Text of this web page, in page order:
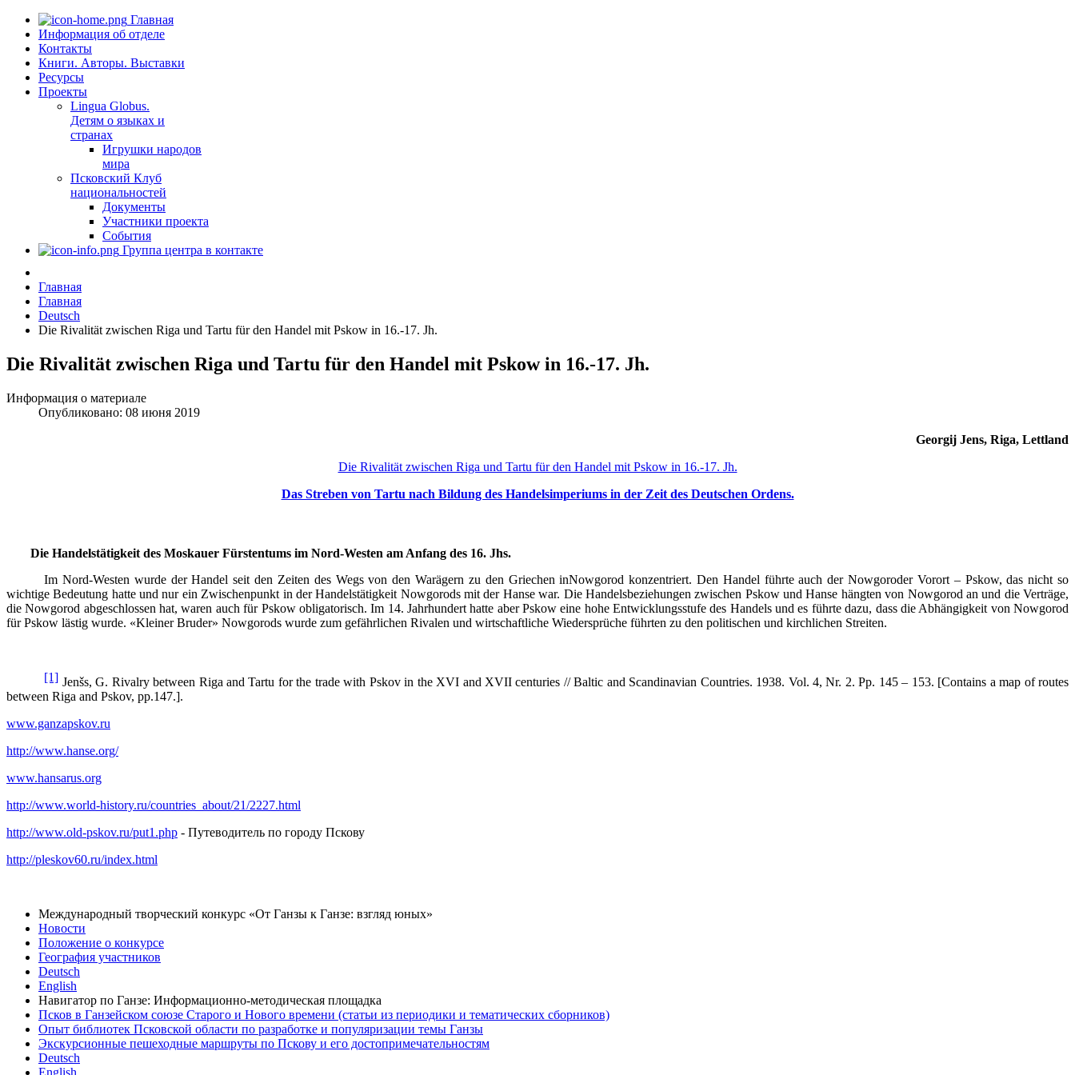
Главная
Информация об отделе
Контакты
Книги. Авторы. Выставки
Ресурсы
Проекты
Lingua Globus.
Детям о языках и
странах
Игрушки народов
мира
Псковский Клуб
национальностей
Документы
Участники проекта
События
Группа центра в контакте
Главная
Главная
Deutsch
Die Rivalität zwischen Riga und Tartu für den Handel mit Pskow in 16.-17. Jh.
Die Rivalität zwischen Riga und Tartu für den Handel mit Pskow in 16.-17. Jh.
Информация о материале
Опубликовано: 08 июня 2019
Georgij Jens, Riga, Lettland
Die Rivalität zwischen Riga und Tartu für den Handel mit Pskow in 16.-17. Jh.
Das Streben von Tartu nach Bildung des Handelsimperiums in der Zeit des Deutschen Ordens.
Die Handelstätigkeit des Moskauer Fürstentums im Nord-Westen am Anfang des 16. Jhs.
Im Nord-Westen wurde der Handel seit den Zeiten des Wegs von den Warägern zu den Griechen inNowgorod konzentriert. Den Handel führte auch der Nowgoroder Vorort – Pskow, das nicht so
wichtige Bedeutung hatte und nur ein Zwischenpunkt in der Handelstätigkeit Nowgorods mit der Hanse war. Die Handelsbeziehungen zwischen Pskow und Hanse hängten von Nowgorod an und die Verträge,
die Nowgorod abgeschlossen hat, waren auch für Pskow obligatorisch. Im 14. Jahrhundert hatte aber Pskow eine hohe Entwicklungsstufe des Handels und es führte dazu, dass die Abhängigkeit von Nowgorod
für Pskow lästig wurde. «Kleiner Bruder» Nowgorods wurde zum gefährlichen Rivalen und wirtschaftliche Wiedersprüche führten zu den politischen und kirchlichen Streiten.
[1] Jenšs, G. Rivalry between RigaandTartu for the trade with Pskovin the XVI and XVII centuries // Baltic and Scandinavian Countries. 1938. Vol. 4, Nr. 2. Pp. 145 – 153. [Contains a map of routes
between Riga and Pskov, pp.147.].
www.ganzapskov.ru
http://www.hanse.org/
www.hansarus.org
http://www.world-history.ru/countries_about/21/2227.html
http://www.old-pskov.ru/put1.php - Путеводитель по городу Пскову
http://pleskov60.ru/index.html
Международный творческий конкурс «От Ганзы к Ганзе: взгляд юных»
Новости
Положение о конкурсе
География участников
Deutsch
English
Навигатор по Ганзе: Информационно-методическая площадка
Псков в Ганзейском союзе Старого и Нового времени (статьи из периодики и тематических сборников)
Опыт библиотек Псковской области по разработке и популяризации темы Ганзы
Экскурсионные пешеходные маршруты по Пскову и его достопримечательностям
Deutsch